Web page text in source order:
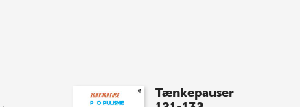
sommer-lagersalg!
Tænkepauser